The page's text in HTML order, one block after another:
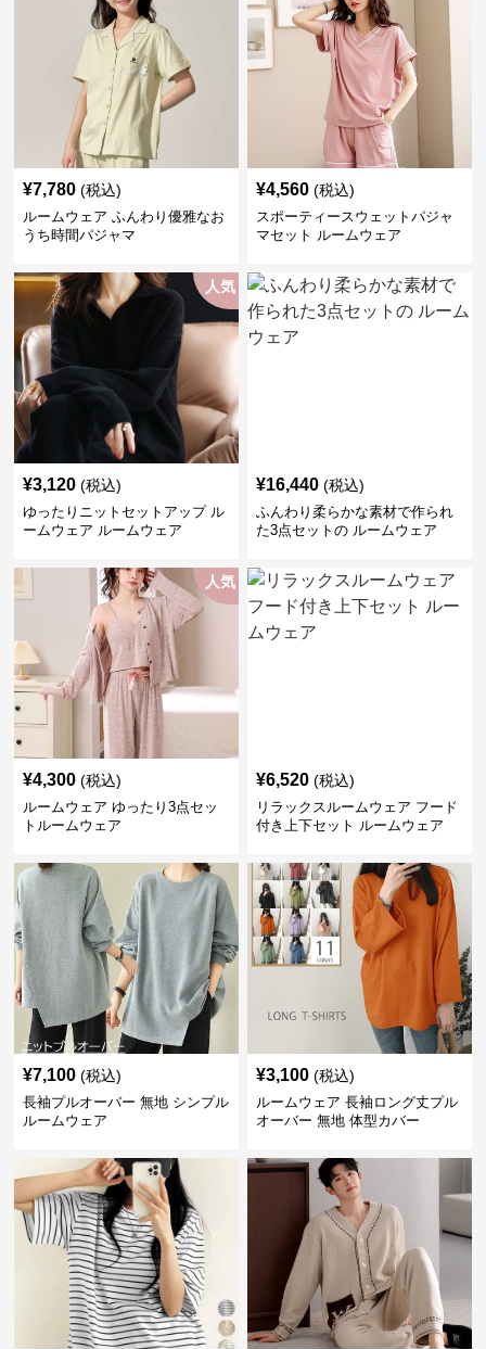
¥7,780 (税込)
ルームウェア ふんわり優雅なお
うち時間パジャマ
¥4,560 (税込)
スポーティースウェットパジャ
マセット ルームウェア
人気
¥3,120 (税込)
ゆったりニットセットアップ ル
ームウェア ルームウェア
¥16,440 (税込)
ふんわり柔らかな素材で作られ
た3点セットの ルームウェア
人気
¥4,300 (税込)
ルームウェア ゆったり3点セッ
トルームウェア
¥6,520 (税込)
リラックスルームウェア フード
付き上下セット ルームウェア
¥7,100 (税込)
長袖プルオーバー 無地 シンプル
ルームウェア
¥3,100 (税込)
ルームウェア 長袖ロング丈プル
オーバー 無地 体型カバー